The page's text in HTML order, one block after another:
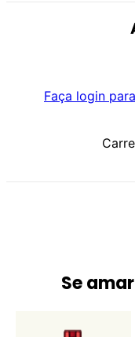
Faça login
Se